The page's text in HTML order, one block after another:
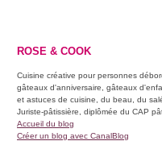
ROSE & COOK
Cuisine créative pour personnes
gâteaux d'anniversaire, gâteaux
et astuces de cuisine, du beau, du
Juriste-pâtissière, diplômée du CAP
Accueil du blog
Créer un blog avec CanalBlog